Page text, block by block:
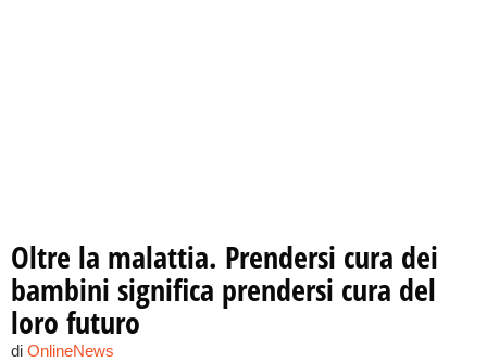
Oltre la malattia. Prendersi cura dei
bambini significa prendersi cura del
loro futuro
di OnlineNews